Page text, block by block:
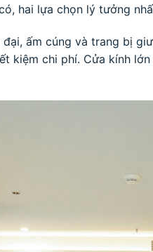
hai lựa chọn lý tưởng
ấm cúng và trang bị
kiệm chi phí. Cửa kính